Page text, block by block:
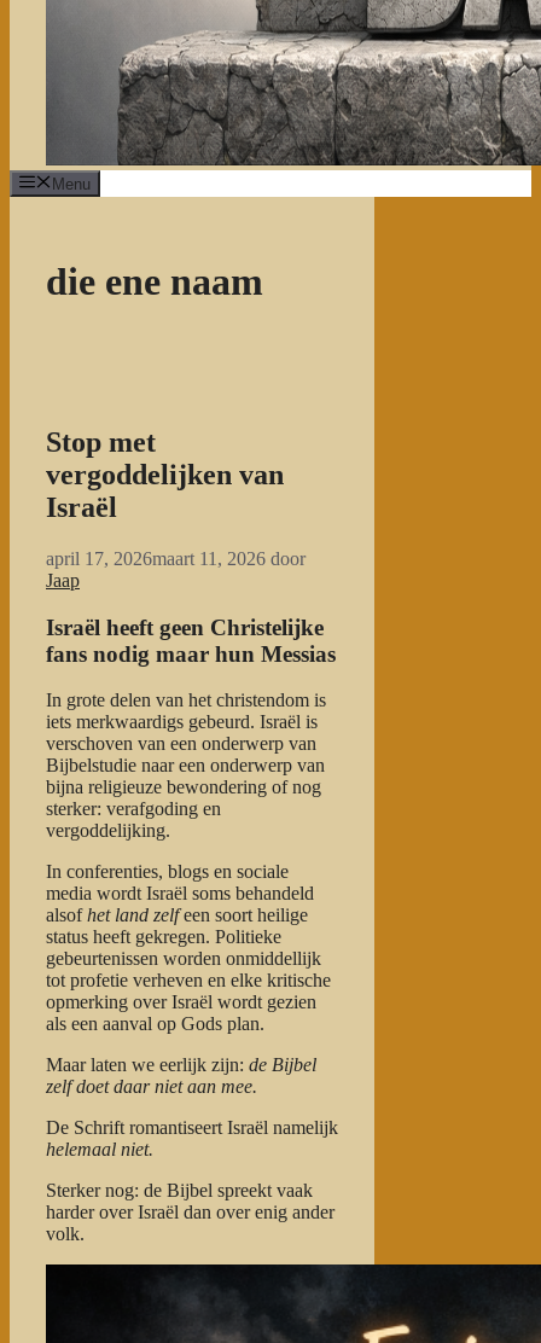
Menu
die ene naam
Stop met
vergoddelijken van
Israël
april 17, 2026maart 11, 2026 door
Jaap
Israël heeft geen Christelijke
fans nodig maar hun Messias
In grote delen van het christendom is
iets merkwaardigs gebeurd. Israël is
verschoven van een onderwerp van
Bijbelstudie naar een onderwerp van
bijna religieuze bewondering of nog
sterker: verafgoding en
vergoddelijking.
In conferenties, blogs en sociale
media wordt Israël soms behandeld
alsofhet land zelfeen soort heilige
status heeft gekregen. Politieke
gebeurtenissen worden onmiddellijk
tot profetie verheven en elke kritische
opmerking over Israël wordt gezien
als een aanval op Gods plan.
Maar laten we eerlijk zijn: de Bijbel
zelf doet daar niet aan mee.
De Schrift romantiseert Israël namelijk
helemaal niet.
Sterker nog: de Bijbel spreekt vaak
harder over Israël dan over enig ander
volk.